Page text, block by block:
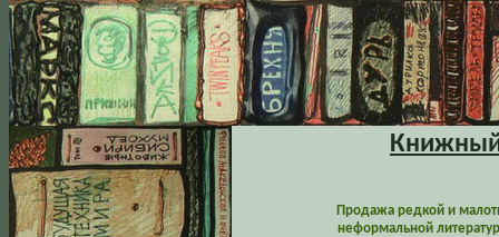
Книжный
Продажа редкой и
неформальной